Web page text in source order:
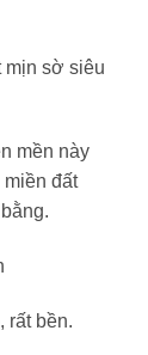
mịn sờ siêu
mền này
đất
rất bền.